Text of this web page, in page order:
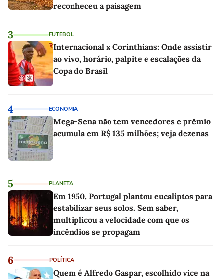
reconheceu a paisagem
3 FUTEBOL
Internacional x Corinthians: Onde assistir
ao vivo, horário, palpite e escalações da
Copa do Brasil
4 ECONOMIA
Mega-Sena não tem vencedores e prêmio
acumula em R$ 135 milhões; veja dezenas
5 PLANETA
Em 1950, Portugal plantou eucaliptos para
estabilizar seus solos. Sem saber,
multiplicou a velocidade com que os
incêndios se propagam
6 POLÍTICA
Quem é Alfredo Gaspar, escolhido vice na